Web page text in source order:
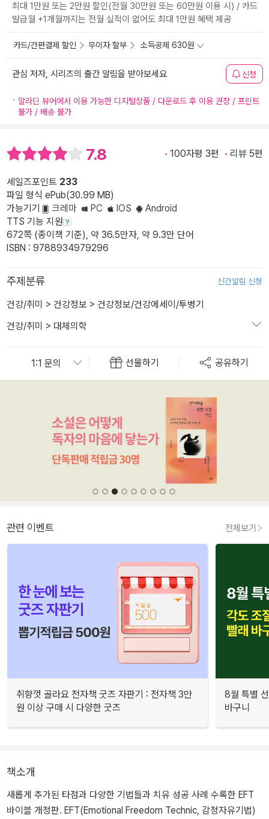
최대 1만원 또는 2만원 할인(전월 30만원 또는 60만원 이용 시) / 카드
발급월 +1개월까지는 전월 실적이 없어도 최대 1만원 혜택 제공
카드/간편결제 할인 무이자 할부 소득공제 630원
관심 저자, 시리즈의 출간 알림을 받아보세요 신청
알라딘 뷰어에서 이용 가능한 디지털상품 / 다운로드 후 이용 권장 / 프린트
불가 / 배송 불가
7.8 100자평 3편 리뷰 5편
세일즈포인트 233
파일 형식 ePub(30.99 MB)
가능기기
크레마 PC IOS
Android
TTS 기능 지원
672쪽 (종이책 기준), 약 36.5만자, 약 9.3만 단어
ISBN : 9788934979296
주제분류 신간알림 신청
건강/취미 > 건강정보 > 건강정보/건강에세이/투병기
건강/취미 > 대체의학
선물하기 공유하기
관련 이벤트 전체보기
취향껏 골라요 전자책 굿즈 자판기 : 전자책 3만
원 이상 구매 시 다양한 굿즈
8월 특별
바구니
책소개
새롭게 추가된 타점과 다양한 기법들과 치유 성공 사례 수록한 EFT
바이블 개정판. EFT(Emotional Freedom Technic, 감정자유기법)